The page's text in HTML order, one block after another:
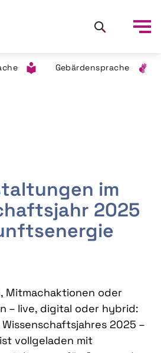
Gebärdensprache
im
2025
Mitmachaktionen oder
– live, digital oder hybrid:
2025 –
vollgeladen mit